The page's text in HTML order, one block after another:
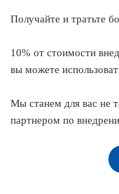
Получайте и тратьте
10% от стоимости
вы можете
Мы станем для вас не
партнером по